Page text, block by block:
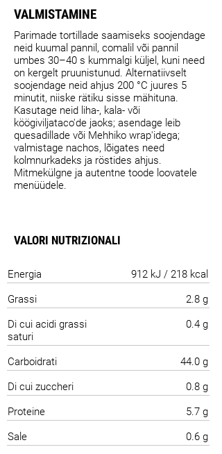
VALMISTAMINE
Parimade tortillade saamiseks soojendage
neid kuumal pannil, comalil või pannil
umbes 30–40 s kummalgi küljel, kuni need
on kergelt pruunistunud. Alternatiivselt
soojendage neid ahjus 200 °C juures 5
minutit, niiske rätiku sisse mähituna.
Kasutage neid liha-, kala- või
köögiviljataco'de jaoks; asendage leib
quesadillade või Mehhiko wrap'idega;
valmistage nachos, lõigates need
kolmnurkadeks ja röstides ahjus.
Mitmekülgne ja autentne toode loovatele
menüüdele.
VALORI NUTRIZIONALI
Energia
912 kJ / 218 kcal
Grassi
2.8 g
Di cui acidi grassi
saturi
0.4 g
Carboidrati
44.0 g
Di cui zuccheri
0.8 g
Proteine
5.7 g
Sale
0.6 g